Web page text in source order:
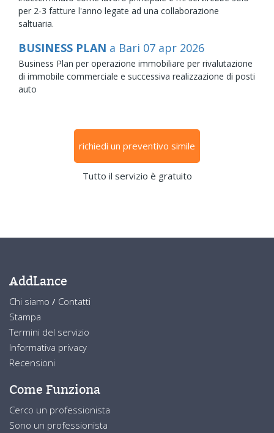
per 2-3 fatture l'anno legate ad una collaborazione
saltuaria.
BUSINESS PLAN a Bari 07 apr 2026
Business Plan per operazione immobiliare per rivalutazione
di immobile commerciale e successiva realizzazione di posti
auto
richiedi un preventivo simile
Tutto il servizio è gratuito
AddLance
Chi siamo / Contatti
Stampa
Termini del servizio
Informativa privacy
Recensioni
Come Funziona
Cerco un professionista
Sono un professionista